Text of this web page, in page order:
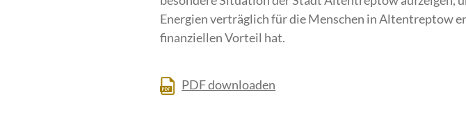
Energien verträglich für die Menschen in Altentreptow
finanziellen Vorteil hat.
PDF downloaden